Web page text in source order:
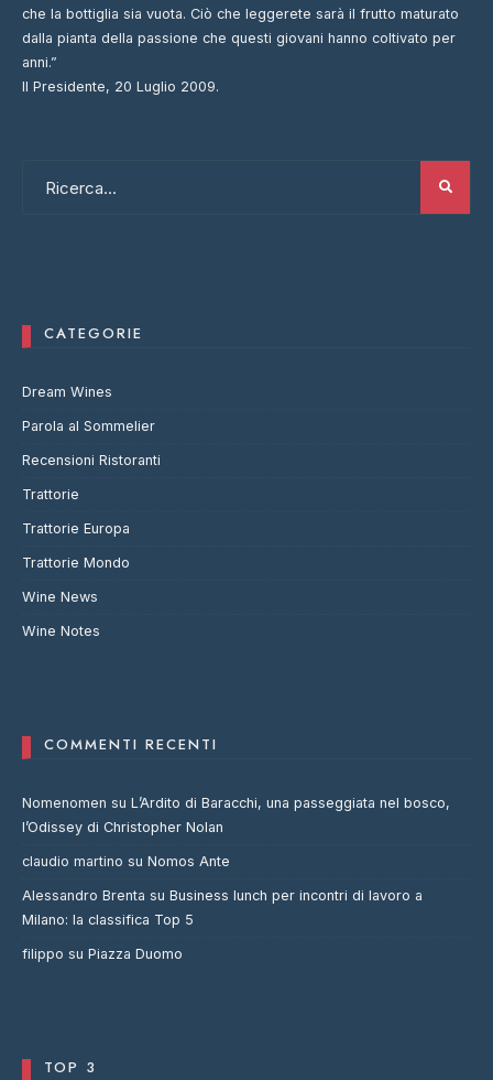
che la bottiglia sia vuota. Ciò che leggerete sarà il frutto maturato
dalla pianta della passione che questi giovani hanno coltivato per
anni.”
Il Presidente, 20 Luglio 2009.
CATEGORIE
Dream Wines
Parola al Sommelier
Recensioni Ristoranti
Trattorie
Trattorie Europa
Trattorie Mondo
Wine News
Wine Notes
COMMENTI RECENTI
Nomenomen su L’Ardito di Baracchi, una passeggiata nel bosco,
l’Odissey di Christopher Nolan
claudio martino su Nomos Ante
Alessandro Brenta su Business lunch per incontri di lavoro a
Milano: la classifica Top 5
filippo su Piazza Duomo
TOP 3